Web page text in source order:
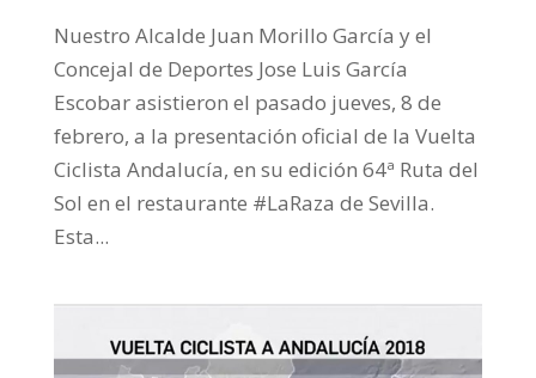
Nuestro Alcalde Juan Morillo García y el
Concejal de Deportes Jose Luis García
Escobar asistieron el pasado jueves, 8 de
febrero, a la presentación oficial de la Vuelta
Ciclista Andalucía, en su edición 64ª Ruta del
Sol en el restaurante #LaRaza de Sevilla.
Esta...